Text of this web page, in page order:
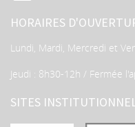
HORAIRES
Lundi, Mardi, Mercredi et
Jeudi : 8h30-12h / Fermée
SITES